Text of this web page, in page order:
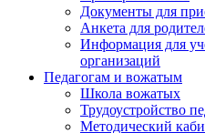
Документы для
Анкета для
Информация для
организаций
Педагогам и вожатым
Школа вожатых
Трудоустройство
Методический